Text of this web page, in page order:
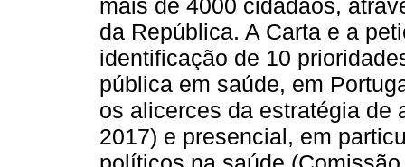
da República. A Carta e a
identificação de 10
pública em saúde, em
os alicerces da estratégia
2017) e presencial, em